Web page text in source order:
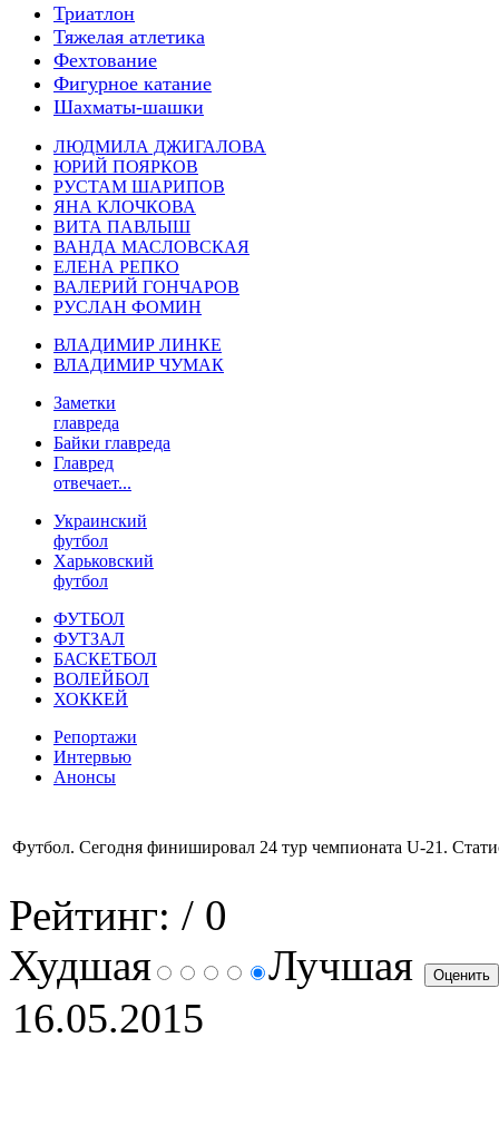
Триатлон
Тяжелая атлетика
Фехтование
Фигурное катание
Шахматы-шашки
ЛЮДМИЛА ДЖИГАЛОВА
ЮРИЙ ПОЯРКОВ
РУСТАМ ШАРИПОВ
ЯНА КЛОЧКОВА
ВИТА ПАВЛЫШ
ВАНДА МАСЛОВСКАЯ
ЕЛЕНА РЕПКО
ВАЛЕРИЙ ГОНЧАРОВ
РУСЛАН ФОМИН
ВЛАДИМИР ЛИНКЕ
ВЛАДИМИР ЧУМАК
Заметки
главреда
Байки главреда
Главред
отвечает...
Украинский
футбол
Харьковский
футбол
ФУТБОЛ
ФУТЗАЛ
БАСКЕТБОЛ
ВОЛЕЙБОЛ
ХОККЕЙ
Репортажи
Интервью
Анонсы
Футбол. Сегодня финишировал 24 тур чемпионата U-21.
Рейтинг: / 0
Худшая
Лучшая
16.05.2015